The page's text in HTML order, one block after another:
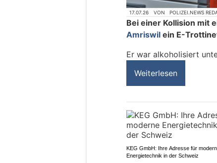
17.07.26 VON POLIZEI.NEWS
Bei einer Kollision mit
Amriswil ein E-
Er war alkoholisiert
Weiterlesen
KEG GmbH: Ihre Adresse für
Energietechnik in der Schweiz